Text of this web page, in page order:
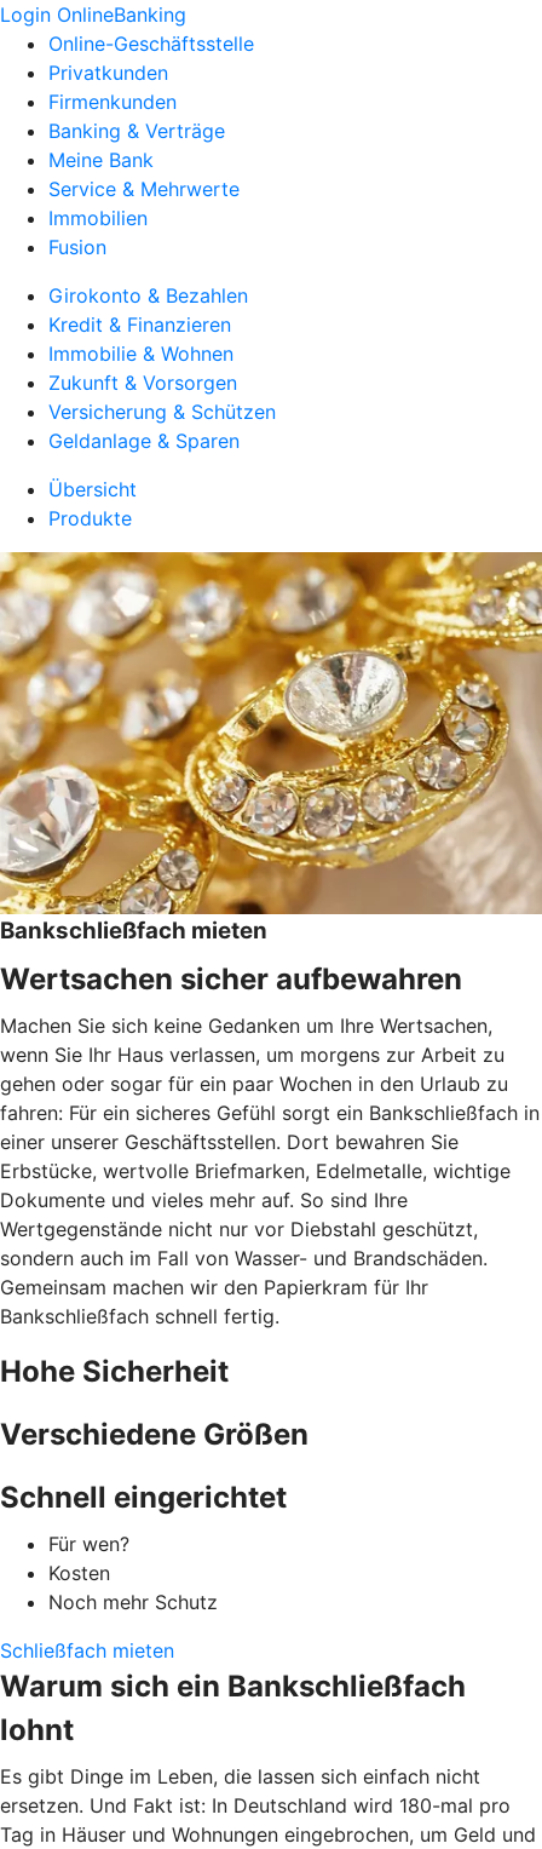
Login OnlineBanking
Online-Geschäftsstelle
Privatkunden
Firmenkunden
Banking & Verträge
Meine Bank
Service & Mehrwerte
Immobilien
Fusion
Girokonto & Bezahlen
Kredit & Finanzieren
Immobilie & Wohnen
Zukunft & Vorsorgen
Versicherung & Schützen
Geldanlage & Sparen
Übersicht
Produkte
Bankschließfach mieten
Wertsachen sicher aufbewahren
Machen Sie sich keine Gedanken um Ihre Wertsachen,
wenn Sie Ihr Haus verlassen, um morgens zur Arbeit zu
gehen oder sogar für ein paar Wochen in den Urlaub zu
fahren: Für ein sicheres Gefühl sorgt ein Bankschließfach in
einer unserer Geschäftsstellen. Dort bewahren Sie
Erbstücke, wertvolle Briefmarken, Edelmetalle, wichtige
Dokumente und vieles mehr auf. So sind Ihre
Wertgegenstände nicht nur vor Diebstahl geschützt,
sondern auch im Fall von Wasser- und Brandschäden.
Gemeinsam machen wir den Papierkram für Ihr
Bankschließfach schnell fertig.
Hohe Sicherheit
Verschiedene Größen
Schnell eingerichtet
Für wen?
Kosten
Noch mehr Schutz
Schließfach mieten
Warum sich ein Bankschließfach
lohnt
Es gibt Dinge im Leben, die lassen sich einfach nicht
ersetzen. Und Fakt ist: In Deutschland wird 180-mal pro
Tag in Häuser und Wohnungen eingebrochen, um Geld und